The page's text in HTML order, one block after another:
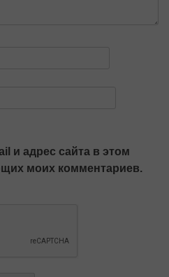
и адрес сайта в этом
моих комментариев.